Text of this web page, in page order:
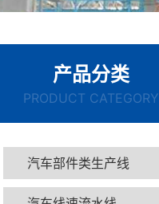
产品分类
PRODUCT CATEGORY
汽车部件类生产线